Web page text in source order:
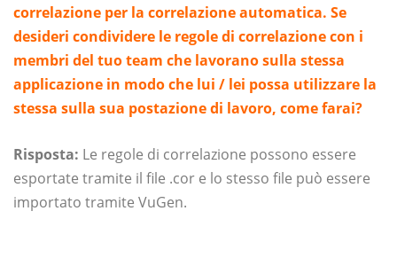
correlazione per la correlazione automatica. Se
desideri condividere le regole di correlazione con i
membri del tuo team che lavorano sulla stessa
applicazione in modo che lui / lei possa utilizzare la
stessa sulla sua postazione di lavoro, come farai?
Risposta: Le regole di correlazione possono essere
esportate tramite il file .cor e lo stesso file può essere
importato tramite VuGen.